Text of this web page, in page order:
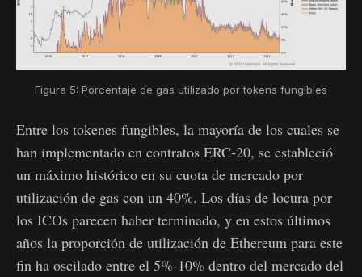
Figura 5: Porcentaje de gas utilizado por tokens fungibles
Entre los tokenes fungibles, la mayoría de los cuales se
han implementado en contratos ERC-20, se estableció
un máximo histórico en su cuota de mercado por
utilización de gas con un 40%. Los días de locura por
los ICOs parecen haber terminado, y en estos últimos
años la proporción de utilización de Ethereum para este
fin ha oscilado entre el 5%-10% dentro del mercado del